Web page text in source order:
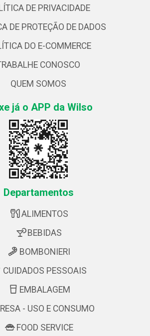
DE PRIVACIDADE
DE PROTEÇÃO DE DADOS
DO E-COMMERCE
CONOSCO
QUEM SOMOS
já o APP da Wilso
Departamentos
ALIMENTOS
BEBIDAS
BOMBONIERI
CUIDADOS PESSOAIS
EMBALAGEM
- USO E CONSUMO
FOOD SERVICE